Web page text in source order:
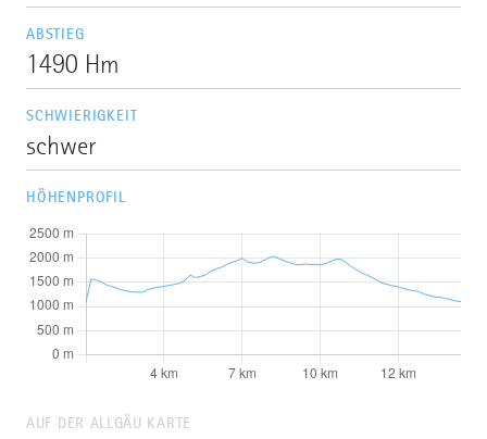
ABSTIEG
1490 Hm
SCHWIERIGKEIT
schwer
HÖHENPROFIL
AUF DER ALLGÄU KARTE